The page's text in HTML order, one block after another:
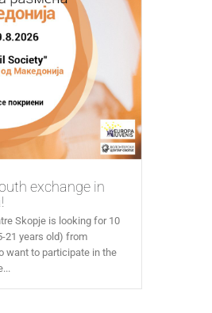
exchange in
Skopje is looking for 10
21 years old) from
want to participate in the